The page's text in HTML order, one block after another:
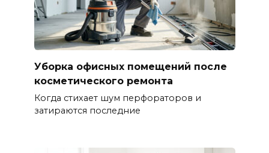
Уборка офисных помещений после
косметического ремонта
Когда стихает шум перфораторов и
затираются последние